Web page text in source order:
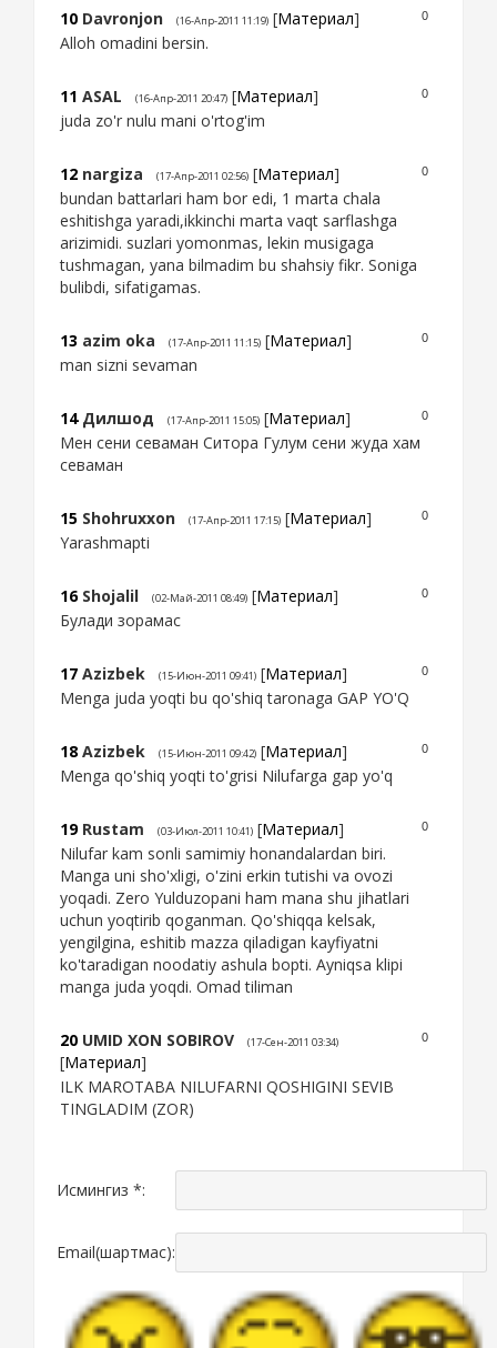
0
10 Davronjon (16-Апр-2011 11:19) [Материал]
Alloh omadini bersin.
0
11 ASAL (16-Апр-2011 20:47) [Материал]
juda zo'r nulu mani o'rtog'im
0
12 nargiza (17-Апр-2011 02:56) [Материал]
bundan battarlari ham bor edi, 1 marta chala
eshitishga yaradi,ikkinchi marta vaqt sarflashga
arizimidi. suzlari yomonmas, lekin musigaga
tushmagan, yana bilmadim bu shahsiy fikr. Soniga
bulibdi, sifatigamas.
0
13 azim oka (17-Апр-2011 11:15) [Материал]
man sizni sevaman
0
14 Дилшод (17-Апр-2011 15:05) [Материал]
Мен сени севаман Ситора Гулум сени жуда хам
севаман
0
15 Shohruxxon (17-Апр-2011 17:15) [Материал]
Yarashmapti
0
16 Shojalil (02-Май-2011 08:49) [Материал]
Булади зорамас
0
17 Azizbek (15-Июн-2011 09:41) [Материал]
Menga juda yoqti bu qo'shiq taronaga GAP YO'Q
0
18 Azizbek (15-Июн-2011 09:42) [Материал]
Menga qo'shiq yoqti to'grisi Nilufarga gap yo'q
0
19 Rustam (03-Июл-2011 10:41) [Материал]
Nilufar kam sonli samimiy honandalardan biri.
Manga uni sho'xligi, o'zini erkin tutishi va ovozi
yoqadi. Zero Yulduzopani ham mana shu jihatlari
uchun yoqtirib qoganman. Qo'shiqqa kelsak,
yengilgina, eshitib mazza qiladigan kayfiyatni
ko'taradigan noodatiy ashula bopti. Ayniqsa klipi
manga juda yoqdi. Omad tiliman
0
20 UMID XON SOBIROV (17-Сен-2011 03:34)
[Материал]
ILK MAROTABA NILUFARNI QOSHIGINI SEVIB
TINGLADIM (ZOR)
Исмингиз *:
Email(шартмас):